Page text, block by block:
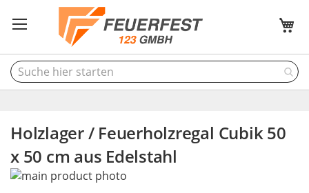
Holzlager / Feuerholzregal Cubik 50
x 50 cm aus Edelstahl
Skip